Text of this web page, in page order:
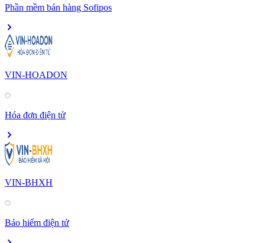
Phần mềm bán hàng Sofipos
VIN-HOADON
Hóa đơn điện tử
VIN-BHXH
Bảo hiểm điện tử